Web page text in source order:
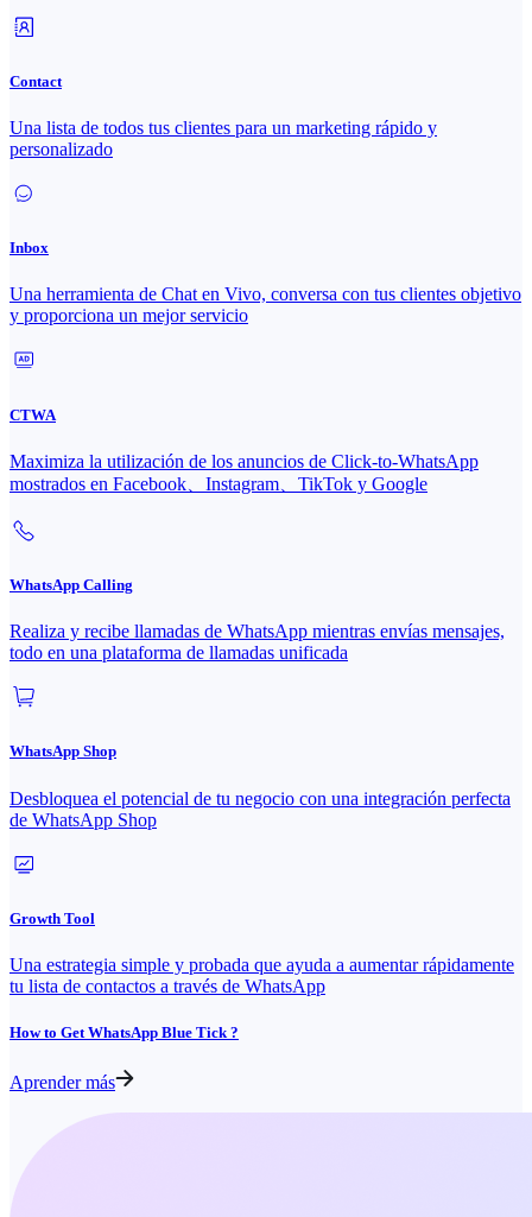
Contact
Una lista de todos tus clientes para un marketing rápido y
personalizado
Inbox
Una herramienta de Chat en Vivo, conversa con tus clientes objetivo
y proporciona un mejor servicio
CTWA
Maximiza la utilización de los anuncios de Click-to-WhatsApp
mostrados en Facebook、Instagram、TikTok y Google
WhatsApp Calling
Realiza y recibe llamadas de WhatsApp mientras envías mensajes,
todo en una plataforma de llamadas unificada
WhatsApp Shop
Desbloquea el potencial de tu negocio con una integración perfecta
de WhatsApp Shop
Growth Tool
Una estrategia simple y probada que ayuda a aumentar rápidamente
tu lista de contactos a través de WhatsApp
How to Get WhatsApp Blue Tick ?
Aprender más